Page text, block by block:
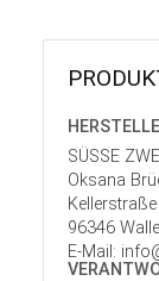
SÜSSE
Oksana
96346
E-Mail: